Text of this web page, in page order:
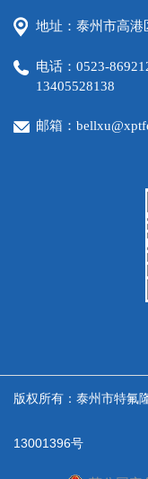
地址：泰州市高港
电话：0523-
13405528138
邮箱：
版权所有：泰州市特氟
13001396号